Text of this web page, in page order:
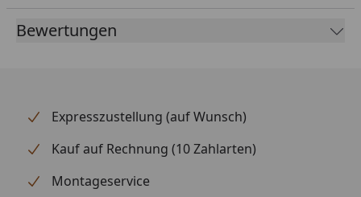
(siehe Reiter
"Zubehör")
Überlaufstopp jeweils für
Anschluss einer
Regentonne
Bewertungen
Expresszustellung (auf Wunsch)
Kauf auf Rechnung (10 Zahlarten)
Montageservice